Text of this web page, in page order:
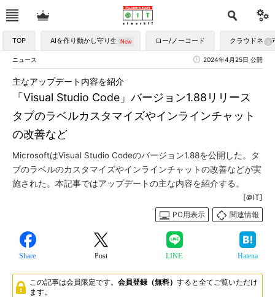
TOP AIを作り動かし守り生かす ロー/ノーコード クラウドネイ
ニュース 2024年4月25日 公開
「Visual Studio Code」バージョン1.88リリース
タブのラベルカスタマイズやインラインチャット
の改善など
主なアップデート内容を紹介
MicrosoftはVisual Studio Codeのバージョン1.88を公開した。タ
ブのラベルのカスタマイズやインラインチャットの改善などが実
施された。本記事ではアップデートの主な内容を紹介する。
[＠IT]
PC用表示
関連情報
Share Post LINE Hatena
この記事は会員限定です。 会員登録（無料） すると全てご覧いただけ
ます。